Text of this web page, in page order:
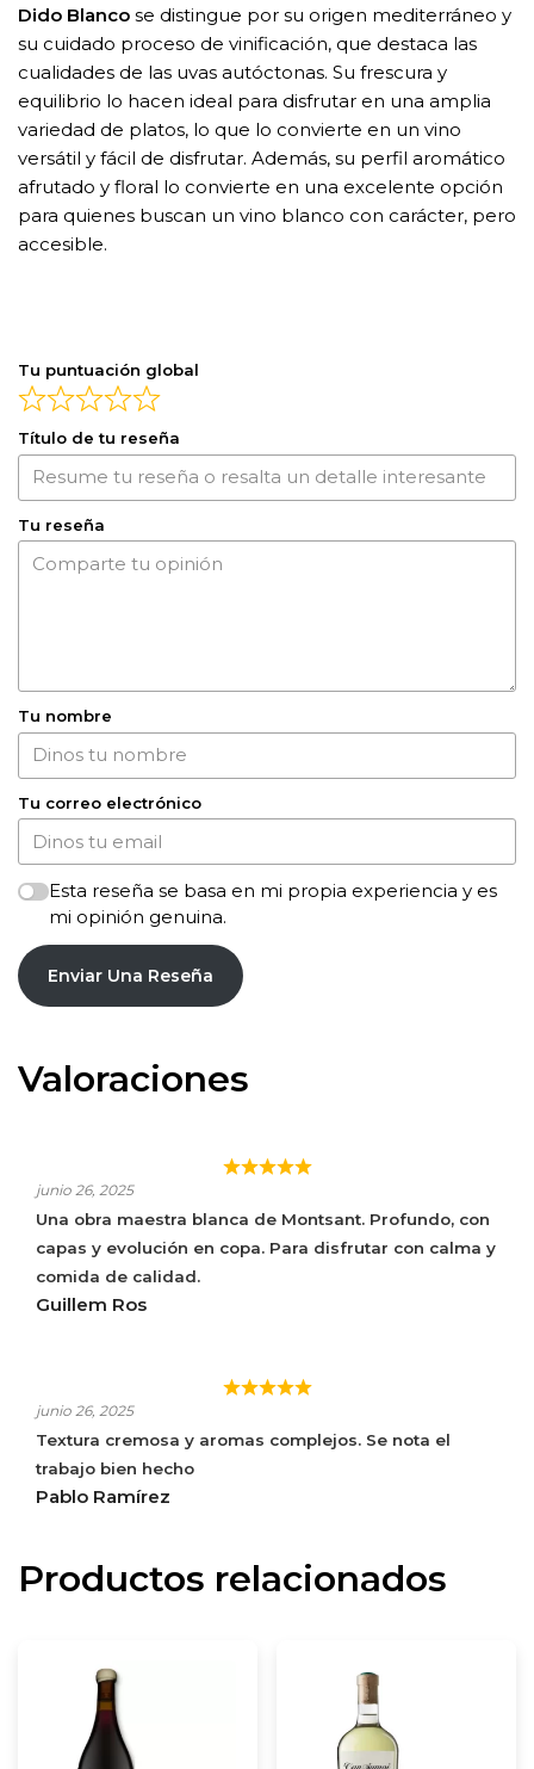
Dido Blanco se distingue por su origen mediterráneo y
su cuidado proceso de vinificación, que destaca las
cualidades de las uvas autóctonas. Su frescura y
equilibrio lo hacen ideal para disfrutar en una amplia
variedad de platos, lo que lo convierte en un vino
versátil y fácil de disfrutar. Además, su perfil aromático
afrutado y floral lo convierte en una excelente opción
para quienes buscan un vino blanco con carácter, pero
accesible.
Tu puntuación global
Título de tu reseña
Tu reseña
Tu nombre
Tu correo electrónico
Esta reseña se basa en mi propia experiencia y es
mi opinión genuina.
Enviar Una Reseña
Valoraciones
junio 26, 2025
Una obra maestra blanca de Montsant. Profundo, con
capas y evolución en copa. Para disfrutar con calma y
comida de calidad.
Guillem Ros
junio 26, 2025
Textura cremosa y aromas complejos. Se nota el
trabajo bien hecho
Pablo Ramírez
Productos relacionados